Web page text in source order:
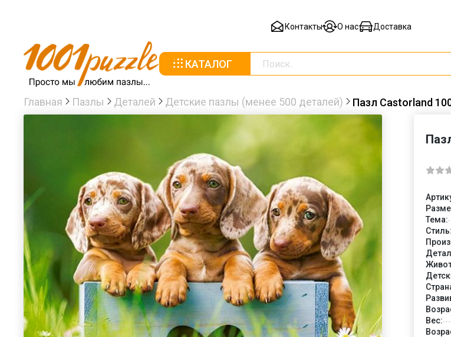
Контакты О нас Доставка
КАТАЛОГ
Главная Пазлы Деталей Детские пазлы (менее 500 деталей) Пазл Castorland
Тема:
Стиль:
Вес: